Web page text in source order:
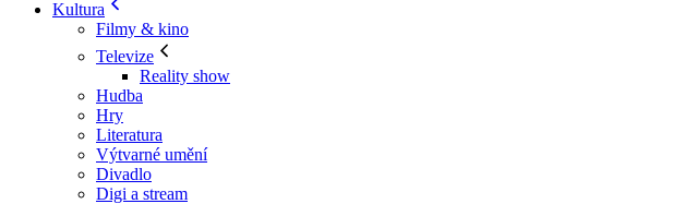
Kultura
Filmy & kino
Televize
Reality show
Hudba
Hry
Literatura
Výtvarné umění
Divadlo
Digi a stream